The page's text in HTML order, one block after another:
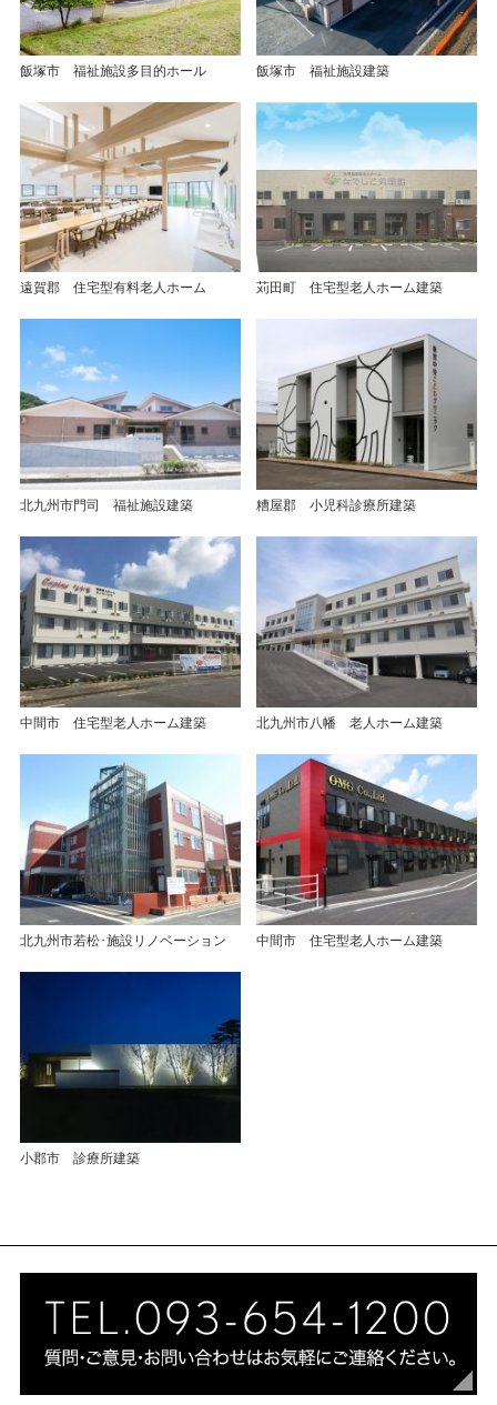
飯塚市 福祉施設多目的ホール 飯塚市 福祉施設建築
遠賀郡 住宅型有料老人ホーム 苅田町 住宅型老人ホーム建築
北九州市門司 福祉施設建築 糟屋郡 小児科診療所建築
中間市 住宅型老人ホーム建築 北九州市八幡 老人ホーム建築
北九州市若松･施設リノベーション 中間市 住宅型老人ホーム建築
小郡市 診療所建築